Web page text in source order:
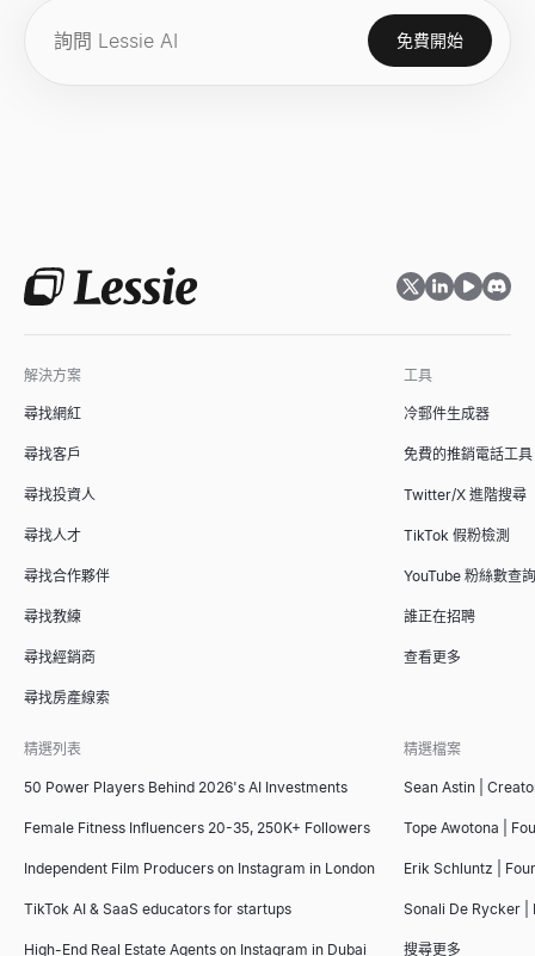
職位信號解碼器
貼上職位發布——解碼擴張、技術棧、痛點以及如何聯繫。
查看 →
輸入網域 — 獲取即時購買訊號分數、其背後的訊號以及如何聯繫
查看→
招聘信號掃描器
輸入一家公司 — 查看他們正在招聘什麼，哪些團隊正在成長，以
查看→
附近小型企業
尋找您附近的小型企業 — 營業中、招聘中、待售、女性擁有、退
查看→
企業情報快照
職位描述生成器
只需職位名稱和幾個細節，即可在幾秒鐘內生成完整、包容的職
查看 →
根據職位描述、資歷和部門，在幾秒鐘內生成標準、市場認可的職
查看→
面試問題生成器
在幾秒鐘內為任何職位和面試類型生成量身定制的面試問題，每
查看→
推薦信產生器
複製 4 份免費員工推薦信範本 — 來自經理、同事和實習生 — 或
查看→
AI 履歷篩選器
成長率計算器
免費成長率計算器。從初始值和最終值計算簡單成長率和 CAGR
查看 →
使用自下而上和自上而下的方法計算 TAM、SAM 和 SOM。面向
查看→
ICP 適配評分器
根據理想客戶畫像為 B2B 客戶評分。免費 ICP 評分模型，提供即
查看→
銷售簡報大綱生成器
使用我們的免費AI工具即時生成制勝的銷售簡報大綱。在幾秒鐘
查看→
競爭對手比較工具
免費開始
解決方案
尋找網紅
尋找客戶
尋找投資人
尋找人才
尋找合作夥伴
尋找教練
尋找經銷商
尋找房產線索
工具
冷郵件生成器
免費的推銷電話工具
Twitter/X 進階搜尋
TikTok 假粉檢測
YouTube 粉絲數查詢
誰正在招聘
查看更多
精選列表
50 Power Players Behind 2026's AI Investments
Female Fitness Influencers 20-35, 250K+ Followers
Independent Film Producers on Instagram in London
TikTok AI & SaaS educators for startups
High-End Real Estate Agents on Instagram in Dubai
精選檔案
Sean Astin |
Tope Awotona |
Erik Schluntz |
Sonali De Rycker |
搜尋更多